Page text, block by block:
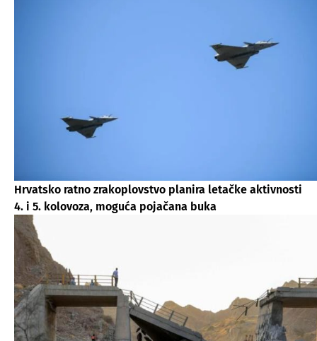
Hrvatsko ratno zrakoplovstvo planira letačke aktivnosti
4. i 5. kolovoza, moguća pojačana buka